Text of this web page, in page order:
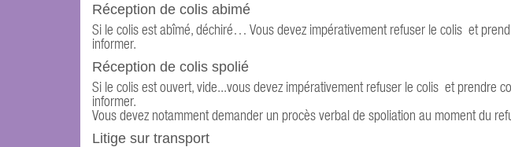
Réception de colis abimé
Si le colis est abîmé, déchiré… Vous devez impérativement refuser le colis et
informer.
Réception de colis spolié
Si le colis est ouvert, vide...vous devez impérativement refuser le colis et prendre
informer.
Vous devez notamment demander un procès verbal de spoliation au moment du
Litige sur transport